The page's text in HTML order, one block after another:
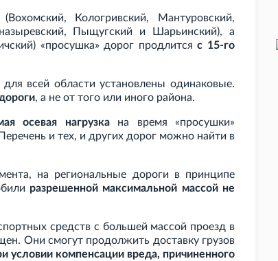
Кологривский, Мантуровский,
Пыщугский и Шарьинский), а
«просушка» дорог продлитсяс 15-го
всей области установлены одинаковые.
, а не от того или иного района.
осевая нагрузка на время «просушки»
и тех, и других дорог можно найти в
на региональные дороги в принципе
разрешенной максимальной массой не
средств с большей массой проезд в
Они смогут продолжить доставку грузов
условии компенсации вреда, причиненного